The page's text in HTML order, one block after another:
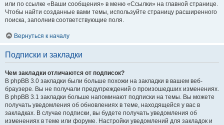
или по ссылке «Ваши сообщения» в меню «Ссылки» на главной странице.
Чтобы найти созданные вами темы, используйте страницу расширенного
поиска, заполнив соответствующие поля.
Вернуться к началу
Подписки и закладки
Чем закладки отличаются от подписок?
В phpBB 3.0 закладки были больше похожи на закладки в вашем веб-
браузере. Вы не получали предупреждений о произошедших изменениях.
В phpBB 3.1 закладки больше напоминают подписки на темы. Вы можете
получать уведомления об обновлениях в теме, находящейся у вас в
закладках. В случае подписки, вы будете получать уведомления об
изменениях в теме или форуме. Настройки уведомлений для закладок и